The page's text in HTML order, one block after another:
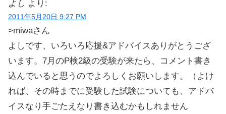
よし より:
2011年5月20日 9:27 PM
>miwaさん
よしです、いろいろ応援&アドバイスありがとうござ
います。7月のP検2級の受験が来たら、コメント書き
込んでいると思うのでよろしくお願いします。（よけ
れば、その時までに受験した試験についても、アドバ
イスなり手ごたえなり書き込むかもしれません